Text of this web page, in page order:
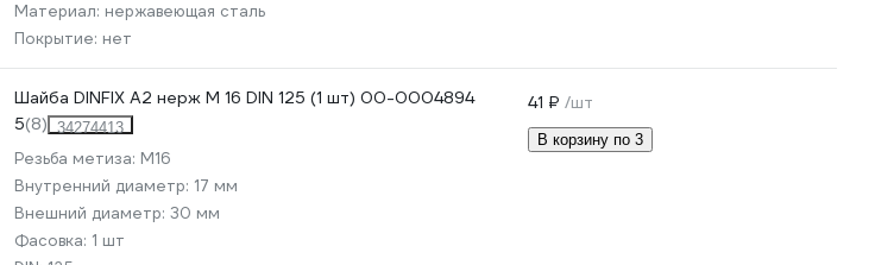
Материал: нержавеющая сталь
Покрытие: нет
Шайба DINFIX А2 нерж М 16 DIN 125 (1 шт) 00-0004894
5(8) 34274413
Резьба метиза: М16
Внутренний диаметр: 17 мм
Внешний диаметр: 30 мм
Фасовка: 1 шт
41 ₽ /шт
В корзину по 3